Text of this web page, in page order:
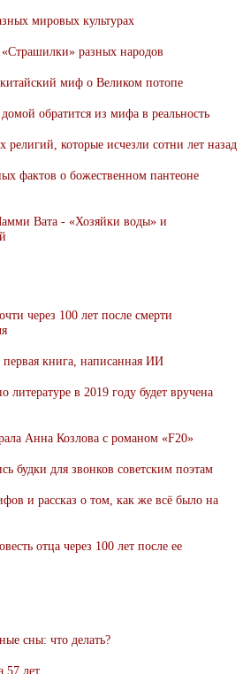
мировых культурах
разных народов
миф о Великом потопе
обратится из мифа в реальность
религий, которые исчезли сотни лет назад
фактов о божественном пантеоне
Вата - «Хозяйки воды» и
через 100 лет после смерти
книга, написанная ИИ
литературе в 2019 году будет вручена
Анна Козлова с романом «F20»
будки для звонков советским поэтам
и рассказ о том, как же всё было на
отца через 100 лет после ее
сны: что делать?
57 лет